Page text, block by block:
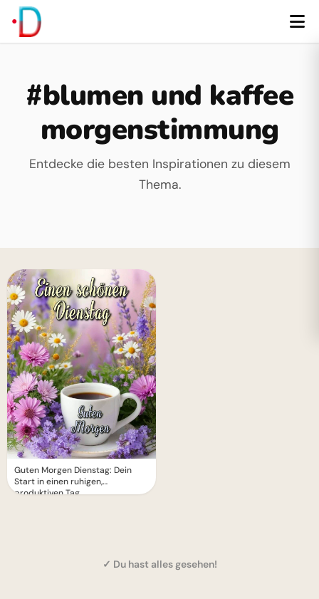
#blumen und kaffee
morgenstimmung
Entdecke die besten Inspirationen zu diesem
Thema.
Guten Morgen Dienstag: Dein
Start in einen ruhigen,
produktiven Tag
✓ Du hast alles gesehen!